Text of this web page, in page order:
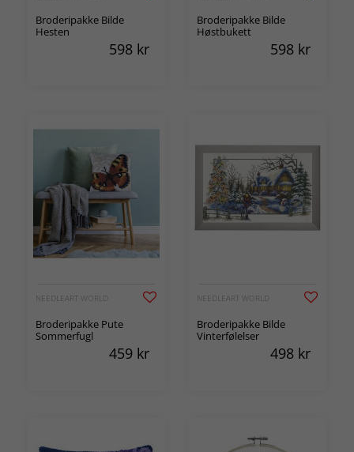
Broderipakke Bilde
Hesten
598 kr
Broderipakke Bilde
Høstbukett
598 kr
NEEDLEART WORLD
Broderipakke Pute
Sommerfugl
459 kr
NEEDLEART WORLD
Broderipakke Bilde
Vinterfølelser
498 kr